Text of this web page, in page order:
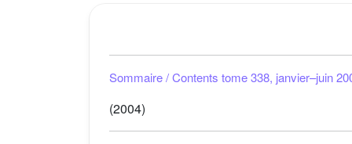
Sommaire / Contents tome 338, janvier–juin
(2004)